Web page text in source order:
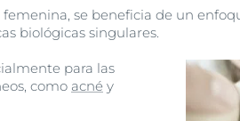
se beneficia de un
biológicas singulares.
para las
como acné y